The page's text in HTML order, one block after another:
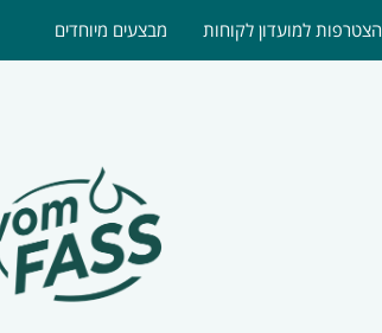
הצטרפות למועדון לקוחות מבצעים מיוחדים